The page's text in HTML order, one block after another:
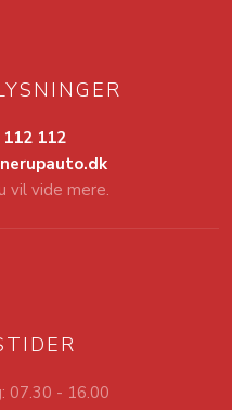
112 112
vil vide mere.
07.30 - 16.00